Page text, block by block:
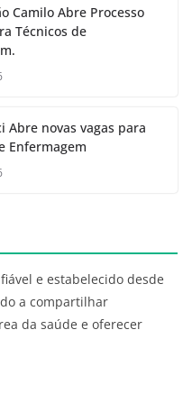
Camilo Abre Processo
Técnicos de
Abre novas vagas para
Enfermagem
e estabelecido desde
a compartilhar
da saúde e oferecer